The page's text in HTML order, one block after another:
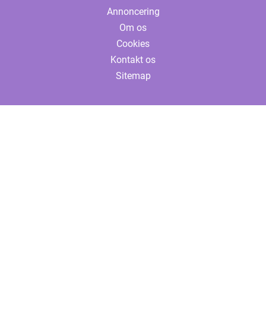
Annoncering
Om os
Cookies
Kontakt os
Sitemap